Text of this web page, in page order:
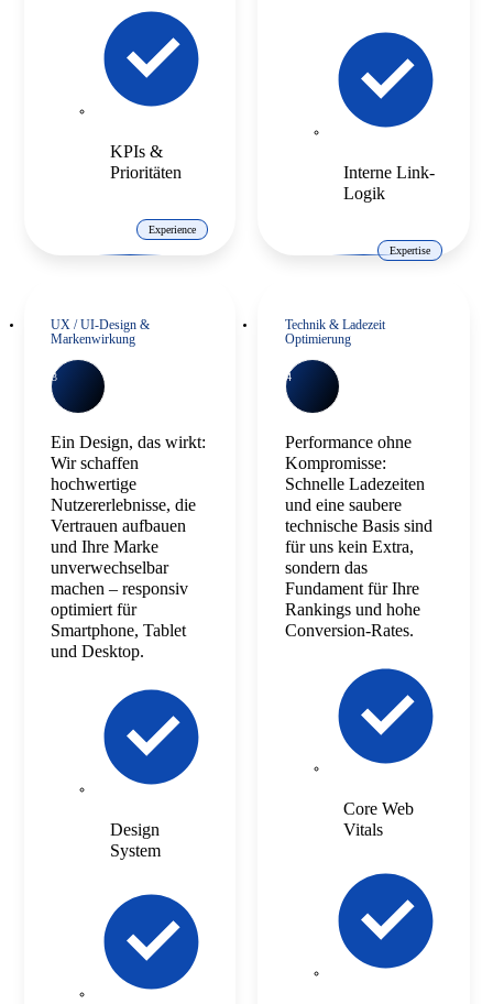
KPIs &
Prioritäten
Experience
Interne Link-
Logik
Expertise
UX / UI-Design &
Markenwirkung
3
Ein Design, das wirkt:
Wir schaffen
hochwertige
Nutzererlebnisse, die
Vertrauen aufbauen
und Ihre Marke
unverwechselbar
machen – responsiv
optimiert für
Smartphone, Tablet
und Desktop.
Design
System
Technik & Ladezeit
Optimierung
4
Performance ohne
Kompromisse:
Schnelle Ladezeiten
und eine saubere
technische Basis sind
für uns kein Extra,
sondern das
Fundament für Ihre
Rankings und hohe
Conversion-Rates.
Core Web
Vitals